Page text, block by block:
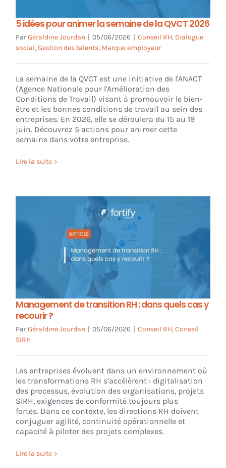
5 idées pour animer la semaine de la QVCT 2026
ParGéraldine Jourdan | 05/06/2026 | Conseil RH, Dialogue
social,Gestion des talents, Marque employeur
La semaine de la QVCT est une initiative de l'ANACT
(Agence Nationale pour l'Amélioration des
Conditions de Travail) visant à promouvoir le bien-
être et les bonnes conditions de travail au sein des
entreprises. En 2026, elle se déroulera du 15 au 19
juin. Découvrez 5 actions pour animer cette
semaine dans votre entreprise.
Lire la suite
Management de transition RH : dans quels cas y
recourir ?
ParGéraldine Jourdan | 05/06/2026 | Conseil RH,Conseil
SIRH
Les entreprises évoluent dans un environnement où
les transformations RH s’accélèrent : digitalisation
des processus, évolution des organisations, projets
SIRH, exigences de conformité toujours plus
fortes. Dans ce contexte, les directions RH doivent
conjuguer agilité, continuité opérationnelle et
capacité à piloter des projets complexes.
Lire la suite